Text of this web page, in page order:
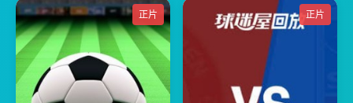
正片 正片